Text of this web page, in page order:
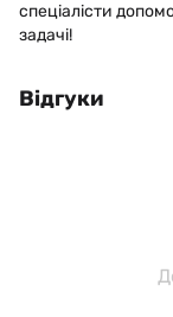
спеціалісти
задачі!
Відгуки